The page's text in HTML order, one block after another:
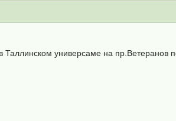
Таллинском универсаме на